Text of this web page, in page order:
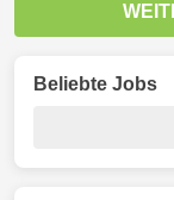
Beliebte Jobs